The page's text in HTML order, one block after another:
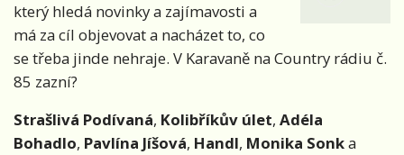
který hledá novinky a zajímavosti a
má za cíl objevovat a nacházet to, co
se třeba jinde nehraje. V Karavaně na Country rádiu č.
85 zazní?
Strašlivá Podívaná, Kolibříkův úlet, Adéla
Bohadlo, Pavlína Jíšová, Handl, Monika Sonka